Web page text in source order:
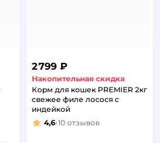
2 799 ₽
Накопительная скидка
Корм для кошек PREMIER 2кг
свежее филе лосося с
индейкой
Рейтинг:
4,6 10 отзывов